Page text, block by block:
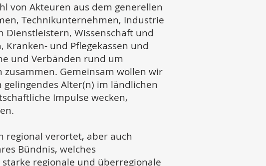
von Akteuren aus dem generellen
Technikunternehmen, Industrie
Wissenschaft und
Kranken- und Pflegekassen und
und Verbänden rund um
zusammen. Gemeinsam wollen wir
Alter(n) im ländlichen
Impulse wecken,
regional verortet, aber auch
Bündnis, welches
regionale und überregionale